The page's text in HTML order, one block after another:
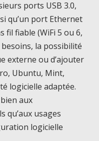
ports USB 3.0,
qu’un port Ethernet
fil fiable (WiFi 5 ou 6,
la possibilité
externe ou d’ajouter
Ubuntu, Mint,
logicielle adaptée.
aux
qu’aux usages
logicielle